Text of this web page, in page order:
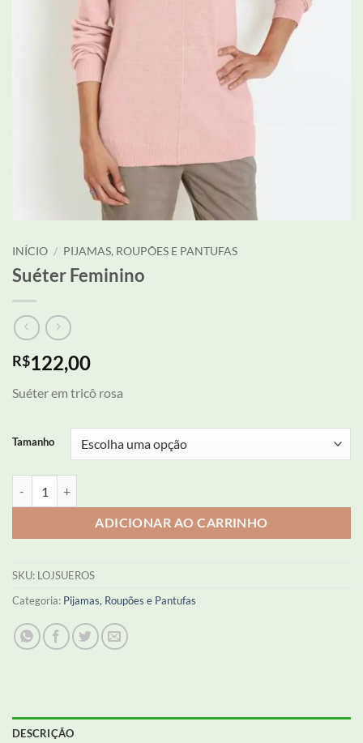
INÍCIO / PIJAMAS, ROUPÕES E PANTUFAS
Suéter Feminino
R$122,00
Suéter em tricô rosa
Tamanho
ADICIONAR AO CARRINHO
SKU: LOJSUEROS
Categoria: Pijamas, Roupões e Pantufas
DESCRIÇÃO